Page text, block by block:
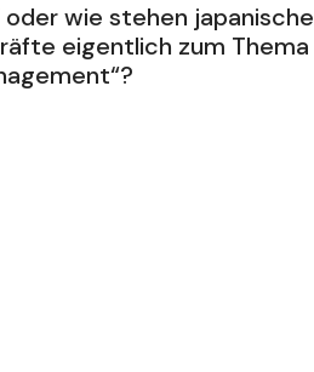
oder wie stehen japanische
eigentlich zum Thema